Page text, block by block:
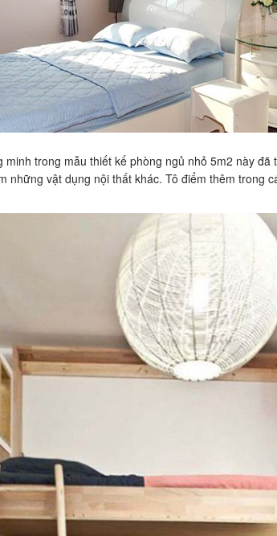
trong mẫu thiết kế phòng ngủ nhỏ 5m2 này
những vật dụng nội thất khác. Tô điểm thêm trong